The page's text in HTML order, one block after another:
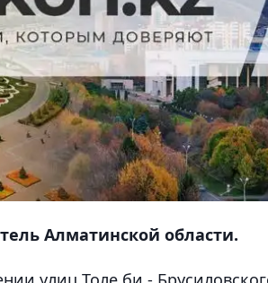
Алматинской области.